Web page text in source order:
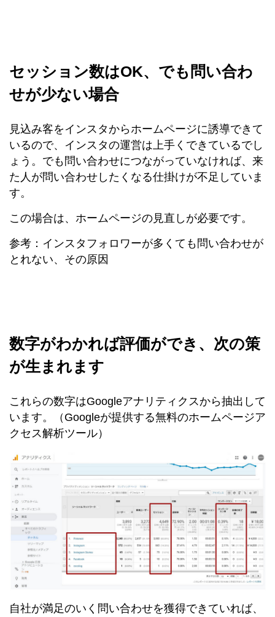
セッション数はOK、でも問い合わ
せが少ない場合
見込み客をインスタからホームページに誘導できて
いるので、インスタの運営は上手くできているでし
ょう。でも問い合わせにつながっていなければ、来
た人が問い合わせしたくなる仕掛けが不足していま
す。
この場合は、ホームページの見直しが必要です。
参考：インスタフォロワーが多くても問い合わせが
とれない、その原因
数字がわかれば評価ができ、次の策
が生まれます
これらの数字はGoogleアナリティクスから抽出して
います。（Googleが提供する無料のホームページア
クセス解析ツール）
自社が満足のいく問い合わせを獲得できていれば、